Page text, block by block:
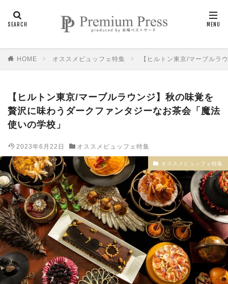
HOME オススメビュッフェ特集 【ヒルトン東京/マーブルラ
【ヒルトン東京/マーブルラウンジ】秋の味覚を
贅沢に味わうダークファンタジーなお茶会「魔法
使いの学校」
2023年6月22日 オススメビュッフェ特集
オススメビュッフェ特集